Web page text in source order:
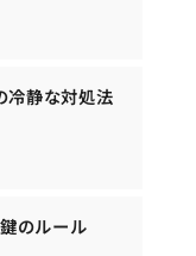
冷静な対処法
のルール